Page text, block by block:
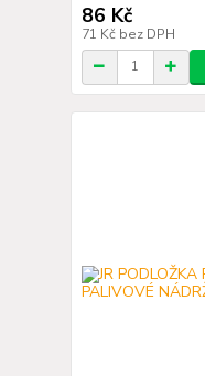
86 Kč
71 Kč bez DPH